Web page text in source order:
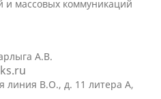
и массовых коммуникаций
А.В.
линия В.О., д. 11 литера А,